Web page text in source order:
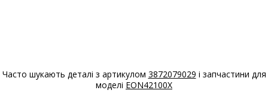
02
Часто шукають деталі з артикулом 3872079029 і запчастини для
моделі EON42100X